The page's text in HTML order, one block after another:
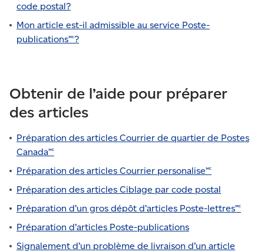
code postal?
Mon article est-il admissible au service Poste-
publications🅪?
Obtenir de l’aide pour préparer
des articles
Préparation des articles Courrier de quartier de Postes
Canada🅪
Préparation des articles Courrier personalise🅪
Préparation des articles Ciblage par code postal
Préparation d’un gros dépôt d’articles Poste-lettres🅪
Préparation d’articles Poste-publications
Signalement d’un problème de livraison d’un article